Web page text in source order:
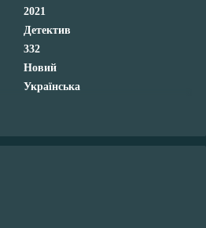
2021
Детектив
332
Новий
Українська